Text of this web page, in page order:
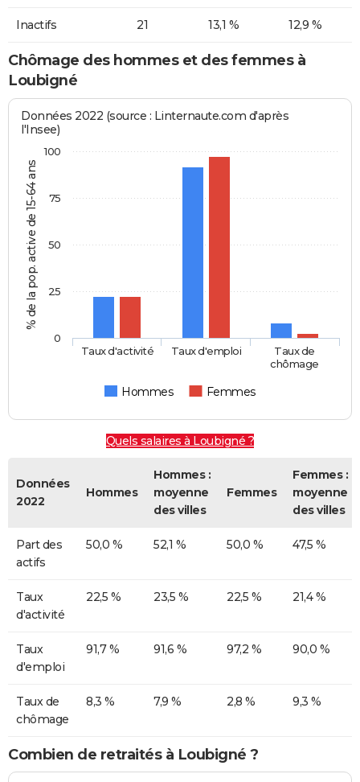
Inactifs 21 13,1 % 12,9 %
Chômage des hommes et des femmes à
Loubigné
% de la pop. active de 15-64 ans
Données 2022 (source : Linternaute.com d'après
l'Insee)
Hommes Femmes
Taux d'activité Taux d'emploi
Taux de
chômage
0
25
50
75
100
Quels salaires à Loubigné ?
Données
2022
Hommes
Hommes :
moyenne
des villes
Femmes
Femmes :
moyenne
des villes
Part des
actifs
50,0 % 52,1 % 50,0 % 47,5 %
Taux
d'activité
22,5 % 23,5 % 22,5 % 21,4 %
Taux
d'emploi
91,7 % 91,6 % 97,2 % 90,0 %
Taux de
chômage
8,3 % 7,9 % 2,8 % 9,3 %
Combien de retraités à Loubigné ?